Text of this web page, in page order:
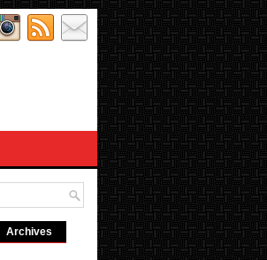
Archives